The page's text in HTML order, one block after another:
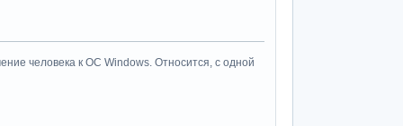
человека к ОС Windows. Относится, с одной